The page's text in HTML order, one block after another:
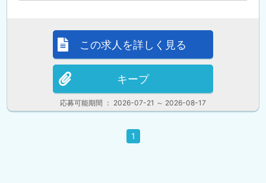
応募可能期間 ： 2026-07-21 ～ 2026-08-17
この求人を詳しく見る
キープ
1